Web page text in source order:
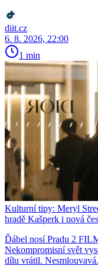
diit.cz
6. 8. 2026, 22:00
1 min
Kulturní tipy: Meryl
hradě Kašperk i nová
Ďábel nosí Pradu 2
Nekompromisní svět
dílu vrátil.